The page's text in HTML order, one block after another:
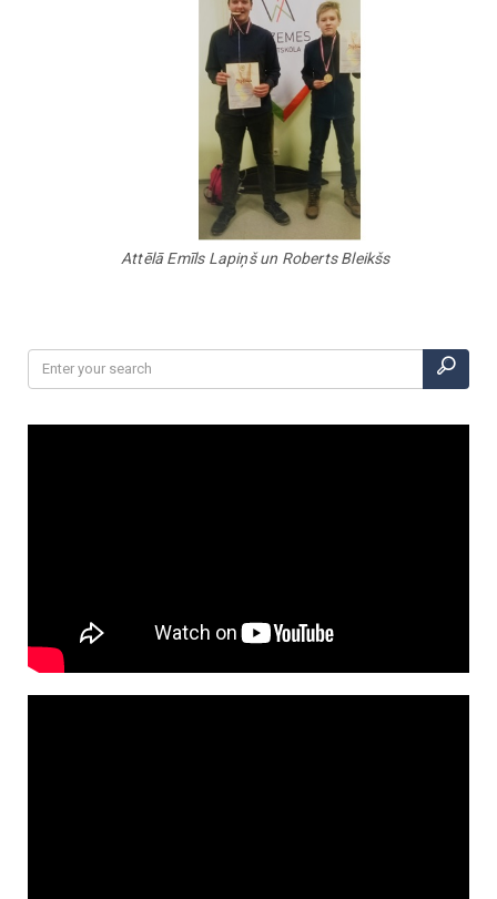
Attēlā Emīls Lapiņš un Roberts Bleikšs